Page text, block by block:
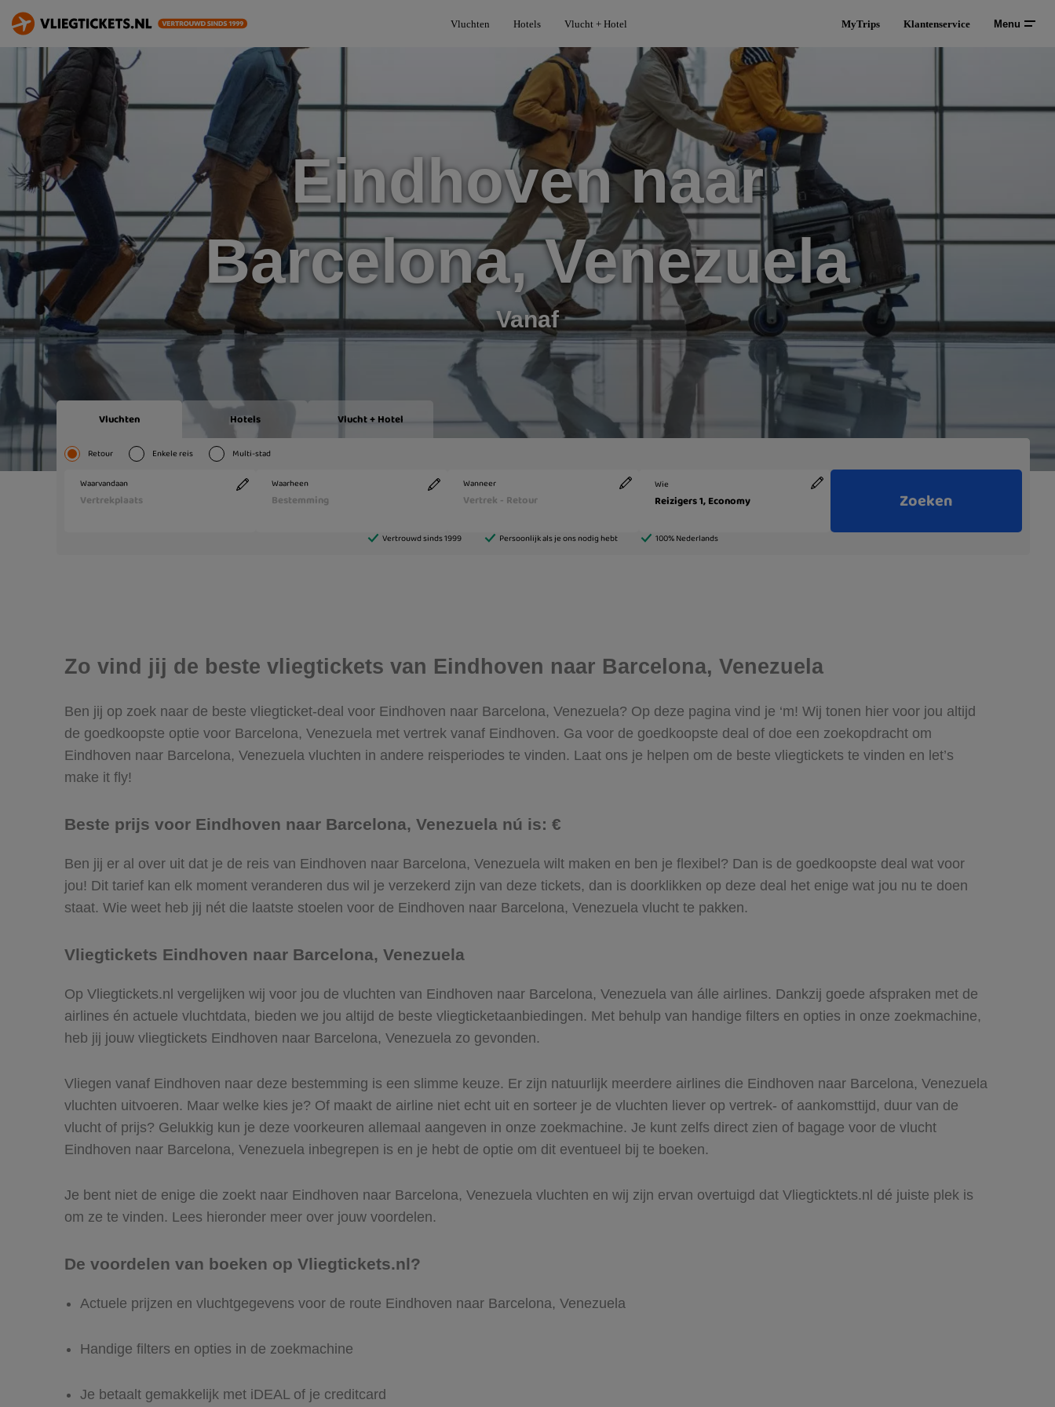
Vluchten Hotels Vlucht + Hotel MyTrips Klantenservice Menu
Eindhoven naar
Barcelona, Venezuela
Vanaf
Zo vind jij de beste vliegtickets van Eindhoven naar Barcelona, Venezuela
Ben jij op zoek naar de beste vliegticket-deal voor Eindhoven naar Barcelona, Venezuela? Op deze pagina vind je ‘m! Wij tonen hier voor jou altijd
de goedkoopste optie voor Barcelona, Venezuela met vertrek vanaf Eindhoven. Ga voor de goedkoopste deal of doe een zoekopdracht om
Eindhoven naar Barcelona, Venezuela vluchten in andere reisperiodes te vinden. Laat ons je helpen om de beste vliegtickets te vinden en let’s
make it fly!
Beste prijs voor Eindhoven naar Barcelona, Venezuela nú is: €
Ben jij er al over uit dat je de reis van Eindhoven naar Barcelona, Venezuela wilt maken en ben je flexibel? Dan is de goedkoopste deal wat voor
jou! Dit tarief kan elk moment veranderen dus wil je verzekerd zijn van deze tickets, dan is doorklikken op deze deal het enige wat jou nu te doen
staat. Wie weet heb jij nét die laatste stoelen voor de Eindhoven naar Barcelona, Venezuela vlucht te pakken.
Vliegtickets Eindhoven naar Barcelona, Venezuela
Op Vliegtickets.nl vergelijken wij voor jou de vluchten van Eindhoven naar Barcelona, Venezuela van álle airlines. Dankzij goede afspraken met de
airlines én actuele vluchtdata, bieden we jou altijd de beste vliegticketaanbiedingen. Met behulp van handige filters en opties in onze zoekmachine,
heb jij jouw vliegtickets Eindhoven naar Barcelona, Venezuela zo gevonden.
Vliegen vanaf Eindhoven naar deze bestemming is een slimme keuze. Er zijn natuurlijk meerdere airlines die Eindhoven naar Barcelona, Venezuela
vluchten uitvoeren. Maar welke kies je? Of maakt de airline niet echt uit en sorteer je de vluchten liever op vertrek- of aankomsttijd, duur van de
vlucht of prijs? Gelukkig kun je deze voorkeuren allemaal aangeven in onze zoekmachine. Je kunt zelfs direct zien of bagage voor de vlucht
Eindhoven naar Barcelona, Venezuela inbegrepen is en je hebt de optie om dit eventueel bij te boeken.
Je bent niet de enige die zoekt naar Eindhoven naar Barcelona, Venezuela vluchten en wij zijn ervan overtuigd dat Vliegticktets.nl dé juiste plek is
om ze te vinden. Lees hieronder meer over jouw voordelen.
De voordelen van boeken op Vliegtickets.nl?
Actuele prijzen en vluchtgegevens voor de route Eindhoven naar Barcelona, Venezuela
Handige filters en opties in de zoekmachine
Je betaalt gemakkelijk met iDEAL of je creditcard